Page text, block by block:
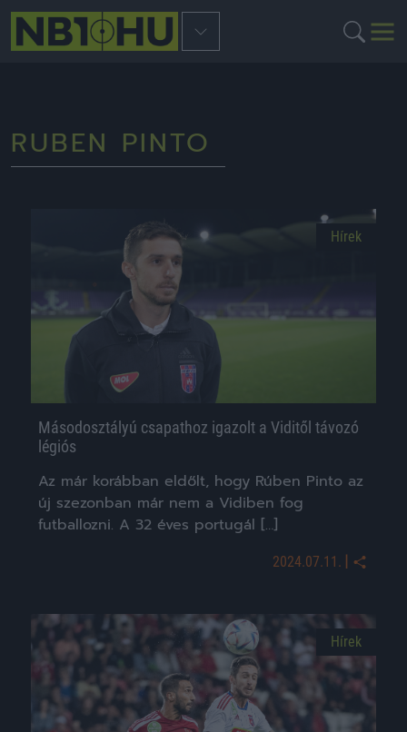
RUBEN PINTO
Hírek
Másodosztályú csapathoz igazolt a Viditől távozó
légiós
Az már korábban eldőlt, hogy Rúben Pinto az
új szezonban már nem a Vidiben fog
futballozni. A 32 éves portugál […]
2024.07.11. |
Hírek